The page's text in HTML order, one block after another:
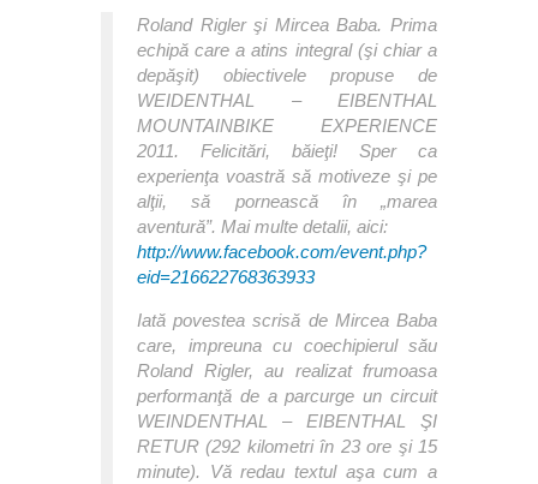
Roland Rigler şi Mircea Baba. Prima
echipă care a atins integral (şi chiar a
depăşit) obiectivele propuse de
WEIDENTHAL – EIBENTHAL
MOUNTAINBIKE EXPERIENCE
2011. Felicitări, băieţi! Sper ca
experienţa voastră să motiveze şi pe
alţii, să pornească în „marea
aventură”. Mai multe detalii, aici:
http://www.facebook.com/event.php?
eid=216622768363933
Iată povestea scrisă de Mircea Baba
care, impreuna cu coechipierul său
Roland Rigler, au realizat frumoasa
performanţă de a parcurge un circuit
WEINDENTHAL – EIBENTHAL ŞI
RETUR (292 kilometri în 23 ore şi 15
minute). Vă redau textul aşa cum a